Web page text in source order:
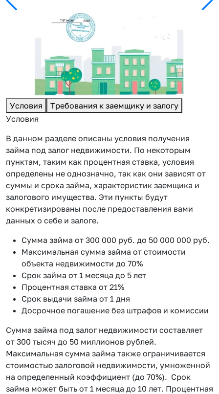
Условия
Требования к заемщику и залогу
Условия
В данном разделе описаны условия получения
займа под залог недвижимости. По некоторым
пунктам, таким как процентная ставка, условия
определены не однозначно, так как они зависят от
суммы и срока займа, характеристик заемщика и
залогового имущества. Эти пункты будут
конкретизированы после предоставления вами
данных о себе и залоге.
Сумма займа от 300 000 руб. до 50 000 000 руб.
Максимальная сумма займа от стоимости
объекта недвижимости до 70%
Срок займа от 1 месяца до 5 лет
Процентная ставка от 21%
Срок выдачи займа от 1 дня
Досрочное погашение без штрафов и комиссии
Сумма займа под залог недвижимости составляет
от 300 тысяч до 50 миллионов рублей.
Максимальная сумма займа также ограничивается
стоимостью залоговой недвижимости, умноженной
на определенный коэффициент (до 70%). Срок
займа может быть от 1 месяца до 10 лет. Процентная